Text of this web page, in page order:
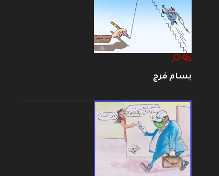
بسام فرج